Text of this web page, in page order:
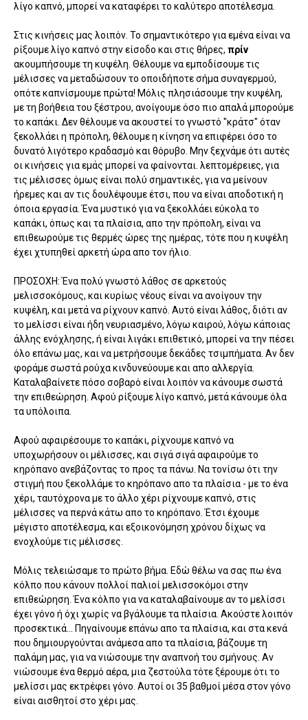
λίγο καπνό, μπορεί να καταφέρει το καλύτερο αποτέλεσμα.
Στις κινήσεις μας λοιπόν. Το σημαντικότερο για εμένα είναι να
ρίξουμε λίγο καπνό στην είσοδο και στις θήρες, πρίν
ακουμπήσουμε τη κυψέλη. Θέλουμε να εμποδίσουμε τις
μέλισσες να μεταδώσουν το οποιδήποτε σήμα συναγερμού,
οπότε καπνίσμουμε πρώτα! Μόλις πλησιάσουμε την κυψέλη,
με τη βοήθεια του ξέστρου, ανοίγουμε όσο πιο απαλά μπορούμε
το καπάκι. Δεν θέλουμε να ακουστεί το γνωστό "κράτσ" όταν
ξεκολλάει η πρόπολη, θέλουμε η κίνηση να επιφέρει όσο το
δυνατό λιγότερο κραδασμό και θόρυβο. Μην ξεχνάμε ότι αυτές
οι κινήσεις για εμάς μπορεί να φαίνονται. λεπτομέρειες, για
τις μέλισσες όμως είναι πολύ σημαντικές, για να μείνουν
ήρεμες και αν τις δουλέψουμε έτσι, που να είναι αποδοτική η
όποια εργασία. Ένα μυστικό για να ξεκολλάει εύκολα το
καπάκι, όπως και τα πλαίσια, απο την πρόπολη, είναι να
επιθεωρούμε τις θερμές ώρες της ημέρας, τότε που η κυψέλη
έχει χτυπηθεί αρκετή ώρα απο τον ήλιο.
ΠΡΟΣΟΧΗ: Ένα πολύ γνωστό λάθος σε αρκετούς
μελισσοκόμους, και κυρίως νέους είναι να ανοίγουν την
κυψέλη, και μετά να ρίχνουν καπνό. Αυτό είναι λάθος, διότι αν
το μελίσσι είναι ήδη νευριασμένο, λόγω καιρού, λόγω κάποιας
άλλης ενόχλησης, ή είναι λιγάκι επιθετικό, μπορεί να την πέσει
όλο επάνω μας, και να μετρήσουμε δεκάδες τσιμπήματα. Αν δεν
φοράμε σωστά ρούχα κινδυνεύουμε και απο αλλεργία.
Καταλαβαίνετε πόσο σοβαρό είναι λοιπόν να κάνουμε σωστά
την επιθεώρηση. Αφού ρίξουμε λίγο καπνό, μετά κάνουμε όλα
τα υπόλοιπα.
Αφού αφαιρέσουμε το καπάκι, ρίχνουμε καπνό να
υποχωρήσουν οι μέλισσες, και σιγά σιγά αφαιρούμε το
κηρόπανο ανεβάζοντας το προς τα πάνω. Να τονίσω ότι την
στιγμή που ξεκολλάμε το κηρόπανο απο τα πλαίσια - με το ένα
χέρι, ταυτόχρονα με το άλλο χέρι ρίχνουμε καπνό, στις
μέλισσες να περνά κάτω απο το κηρόπανο. Έτσι έχουμε
μέγιστο αποτέλεσμα, και εξοικονόμηση χρόνου δίχως να
ενοχλούμε τις μέλισσες.
Μόλις τελειώσαμε το πρώτο βήμα. Εδώ θέλω να σας πω ένα
κόλπο που κάνουν πολλοί παλιοί μελισσοκόμοι στην
επιθεώρηση. Ένα κόλπο για να καταλαβαίνουμε αν το μελίσσι
έχει γόνο ή όχι χωρίς να βγάλουμε τα πλαίσια. Ακούστε λοιπόν
προσεκτικά... Πηγαίνουμε επάνω απο τα πλαίσια, και στα κενά
που δημιουργούνται ανάμεσα απο τα πλαίσια, βάζουμε τη
παλάμη μας, για να νιώσουμε την αναπνοή του σμήνους. Αν
νιώσουμε ένα θερμό αέρα, μια ζεστούλα τότε ξέρουμε ότι το
μελίσσι μας εκτρέφει γόνο. Αυτοί οι 35 βαθμοί μέσα στον γόνο
είναι αισθητοί στο χέρι μας.